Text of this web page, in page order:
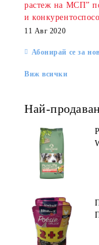
растеж на МСП”
и
11 Авг 2020
Абонирай се за
Виж всички
Най-